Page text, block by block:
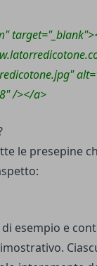
/></a>
le presepine
esempio e